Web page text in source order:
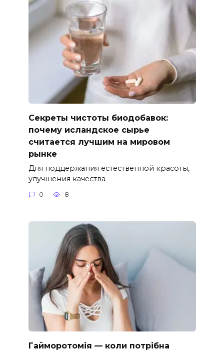
Секреты чистоты биодобавок:
почему исландское сырье
считается лучшим на мировом
рынке
Для поддержания естественной красоты,
улучшения качества
0 8
Гайморотомія — коли потрібна